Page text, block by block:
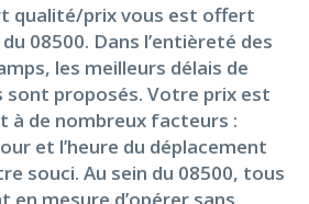
qualité/prix vous est offert
08500. Dans l’entièreté des
les meilleurs délais de
sont proposés. Votre prix est
à de nombreux facteurs :
et l’heure du déplacement
souci. Au sein du 08500, tous
en mesure d’opérer sans